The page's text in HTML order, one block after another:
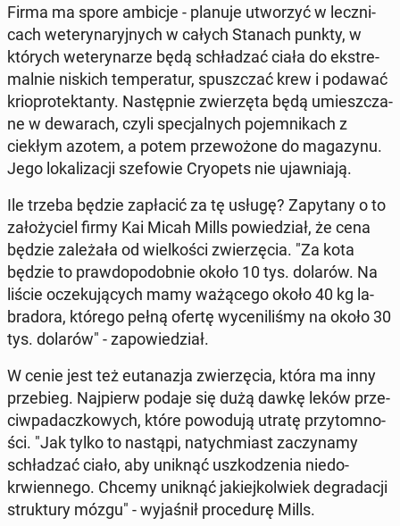
Firma ma spore ambicje - planuje utwo­rzyć w lecz­ni­
cach we­te­ry­na­ryj­nych w całych Stanach punkty, w
których we­te­ry­na­rze będą schła­dzać ciała do eks­tre­
mal­nie niskich tem­pe­ra­tur, spusz­czać krew i podawać
krio­pro­tek­tan­ty. Na­stęp­nie zwie­rzę­ta będą umiesz­cza­
ne w de­wa­rach, czyli spe­cjal­nych po­jem­ni­kach z
ciekłym azotem, a potem prze­wo­żo­ne do ma­ga­zy­nu.
Jego lo­ka­li­za­cji sze­fo­wie Cry­opets nie ujaw­nia­ją.
Ile trzeba będzie za­pła­cić za tę usługę? Za­py­ta­ny o to
za­ło­ży­ciel firmy Kai Micah Mills po­wie­dział, że cena
będzie za­le­ża­ła od wiel­ko­ści zwie­rzę­cia. "Za kota
będzie to praw­do­po­dob­nie około 10 tys. dolarów. Na
liście ocze­ku­ją­cych mamy wa­żą­ce­go około 40 kg la­
bra­do­ra, którego pełną ofertę wy­ce­ni­li­śmy na około 30
tys. dolarów" - za­po­wie­dział.
W cenie jest też eu­ta­na­zja zwie­rzę­cia, która ma inny
prze­bieg. Naj­pierw podaje się dużą dawkę leków prze­
ciw­pa­dacz­ko­wych, które po­wo­du­ją utratę przy­tom­no­
ści. "Jak tylko to nastąpi, na­tych­miast za­czy­na­my
schła­dzać ciało, aby uniknąć uszko­dze­nia nie­do­
krwien­ne­go. Chcemy uniknąć ja­kiej­kol­wiek de­gra­da­cji
struk­tu­ry mózgu" - wy­ja­śnił pro­ce­du­rę Mills.